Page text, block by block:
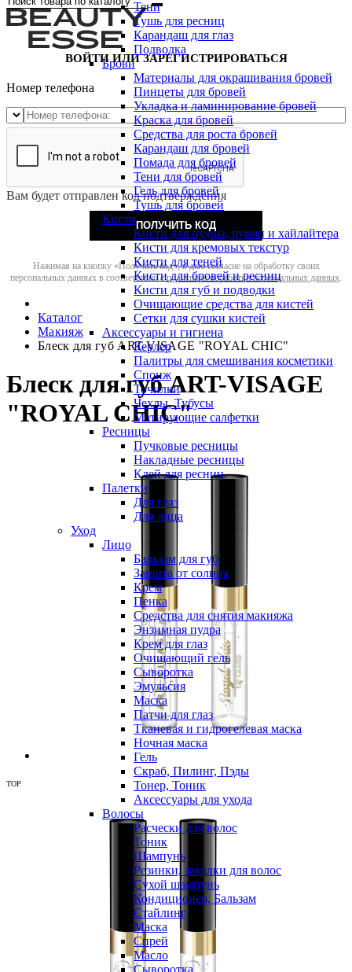
Тени
Тушь для ресниц
Карандаш для глаз
Подводка
Брови
Материалы для окрашивания бровей
Пинцеты для бровей
Укладка и ламинирование бровей
Краска для бровей
Средства для роста бровей
Карандаш для бровей
Помада для бровей
Тени для бровей
Гель для бровей
Тушь для бровей
Кисти
Кисти для пудры, румян и хайлайтера
Кисти для кремовых текстур
Кисти для теней
Кисти для бровей и ресниц
Кисти для губ и подводки
Очищающие средства для кистей
Сетки для сушки кистей
Аксессуары и гигиена
Керлер
Палитры для смешивания косметики
Спонж
Точилки
Чехлы, Тубусы
Матирующие салфетки
Ресницы
Пучковые ресницы
Накладные ресницы
Клей для ресниц
Палетки
Для глаз
Для лица
Уход
Лицо
Бальзам для губ
Защита от солнца
Крем
Пенка
Средства для снятия макияжа
Энзимная пудра
Крем для глаз
Очищающий гель
Сыворотка
Эмульсия
Маска
Патчи для глаз
Тканевая и гидрогелевая маска
Ночная маска
Гель
Скраб, Пилинг, Пэды
Тонер, Тоник
Аксессуары для ухода
Волосы
Расчески для волос
Тоник
Шампунь
Резинки, заколки для волос
Сухой шампунь
Кондиционер, Бальзам
Стайлинг
Маска
Спрей
Масло
Сыворотка
ВОЙТИ ИЛИ ЗАРЕГИСТРИРОВАТЬСЯ
Номер телефона
Вам будет отправлен код подтверждения
ПОЛУЧИТЬ КОД
Нажимая на кнопку «Получить код», я даю согласие на обработку своих
персональных данных в соответствии сполитикой обработки персональных данных.
Каталог
Макияж
Блеск для губ ART-VISAGE "ROYAL CHIC"
Блеск для губ ART-VISAGE
"ROYAL CHIC"
TOP